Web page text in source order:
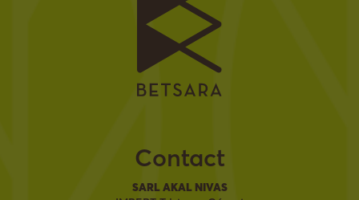
Contact
SARL AKAL NIVAS